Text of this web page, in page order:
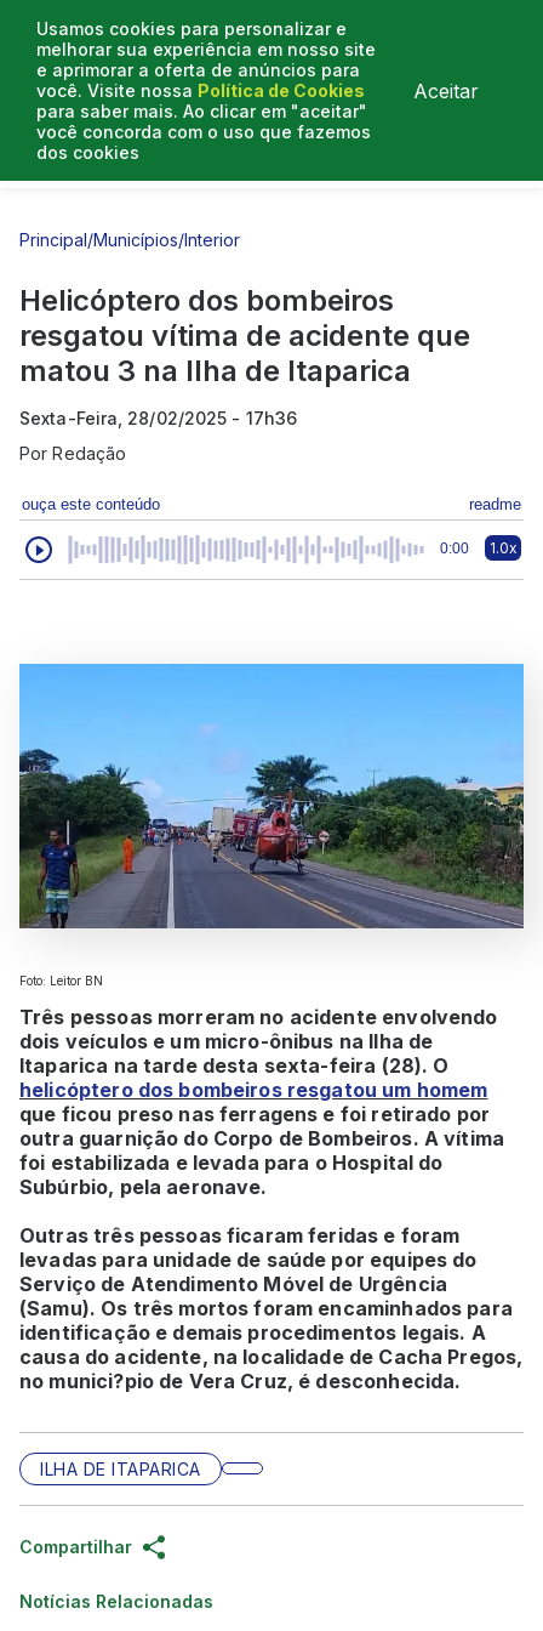
Usamos cookies para personalizar e
melhorar sua experiência em nosso site
e aprimorar a oferta de anúncios para
você. Visite nossa Política de Cookies
para saber mais. Ao clicar em "aceitar"
você concorda com o uso que fazemos
dos cookies
Aceitar
Entrevistas
Principal/Municípios/Interior
Helicóptero dos bombeiros
resgatou vítima de acidente que
matou 3 na Ilha de Itaparica
Sexta-Feira, 28/02/2025 - 17h36
PorRedação
ouça este conteúdo readme
0:00 1.0x
Foto: Leitor BN
Três pessoas morreram no acidente envolvendo
dois veículos e um micro-ônibus na Ilha de
Itaparica na tarde desta sexta-feira (28). O
helicóptero dos bombeiros resgatou um homem
que ficou preso nas ferragens e foi retirado por
outra guarnição do Corpo de Bombeiros. A vítima
foi estabilizada e levada para o Hospital do
Subúrbio, pela aeronave.
Outras três pessoas ficaram feridas e foram
levadas para unidade de saúde por equipes do
Serviço de Atendimento Móvel de Urgência
(Samu). Os três mortos foram encaminhados para
identificação e demais procedimentos legais. A
causa do acidente, na localidade de Cacha Pregos,
no munici?pio de Vera Cruz, é desconhecida.
ILHA DE ITAPARICA
Compartilhar
Notícias Relacionadas